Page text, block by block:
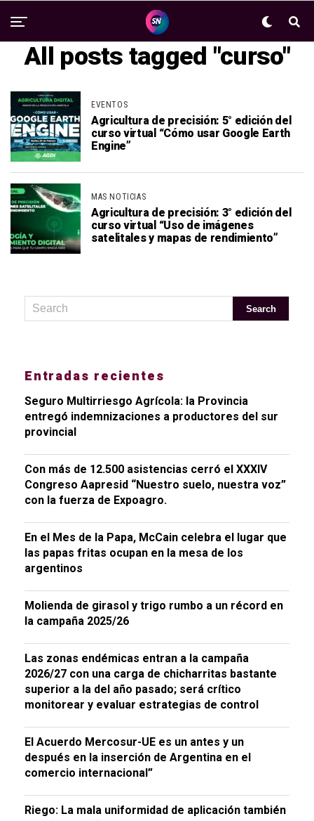
All posts tagged "curso"
EVENTOS
Agricultura de precisión: 5° edición del
curso virtual “Cómo usar Google Earth
Engine”
MAS NOTICIAS
Agricultura de precisión: 3° edición del
curso virtual “Uso de imágenes
satelitales y mapas de rendimiento”
Entradas recientes
Seguro Multirriesgo Agrícola: la Provincia
entregó indemnizaciones a productores del sur
provincial
Con más de 12.500 asistencias cerró el XXXIV
Congreso Aapresid “Nuestro suelo, nuestra voz”
con la fuerza de Expoagro.
En el Mes de la Papa, McCain celebra el lugar que
las papas fritas ocupan en la mesa de los
argentinos
Molienda de girasol y trigo rumbo a un récord en
la campaña 2025/26
Las zonas endémicas entran a la campaña
2026/27 con una carga de chicharritas bastante
superior a la del año pasado; será crítico
monitorear y evaluar estrategias de control
El Acuerdo Mercosur-UE es un antes y un
después en la inserción de Argentina en el
comercio internacional”
Riego: La mala uniformidad de aplicación también